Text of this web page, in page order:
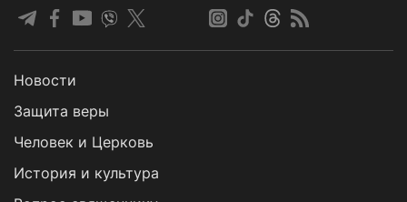
Новости
Защита веры
Человек и Церковь
История и культура